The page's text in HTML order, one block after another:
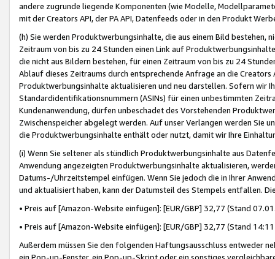
andere zugrunde liegende Komponenten (wie Modelle,
mit der Creators API, der PA API, Datenfeeds oder in den Produkt
(h) Sie werden Produktwerbungsinhalte, die aus einem Bild bestehen,
Zeitraum von bis zu 24 Stunden einen Link auf
die nicht aus Bildern bestehen, für einen Zeitraum von bis zu 24
Ablauf dieses Zeitraums durch entsprechende Anfrage an die
Produktwerbungsinhalte aktualisieren und neu darstellen. Sofern wir
Standardidentifikationsnummern (ASINs) für einen unbestimmten
Kundenanwendung, dürfen unbeschadet des Vorstehenden
Zwischenspeicher abgelegt werden. Auf unser Verlangen werden Sie
die Produktwerbungsinhalte enthält oder nutzt, damit wir Ihre
(i) Wenn Sie seltener als stündlich Produktwerbungsinhalte aus
Anwendung angezeigten Produktwerbungsinhalte aktualisieren,
Datums-/Uhrzeitstempel einfügen. Wenn Sie jedoch die in Ihrer
und aktualisiert haben, kann der Datumsteil des Stempels entfallen.
• Preis auf [Amazon-Website einfügen]: [EUR/GBP] 32,77 (Stand
• Preis auf [Amazon-Website einfügen]: [EUR/GBP] 32,77 (Stand
Außerdem müssen Sie den folgenden Haftungsausschluss entweder
ein Pop-up-Fenster, ein Pop-up-Skript oder ein sonstiges